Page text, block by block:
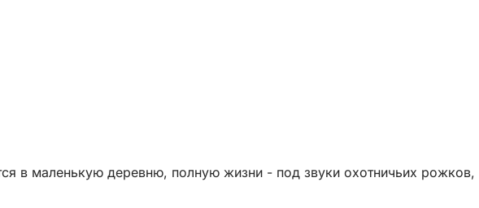
в маленькую деревню, полную жизни - под звуки охотничьих